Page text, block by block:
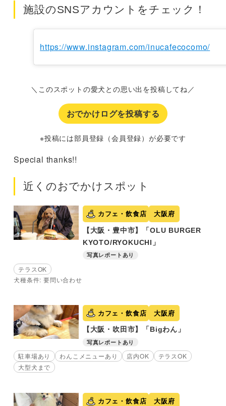
施設のSNSアカウントをチェック！
https://www.instagram.com/inucafecocomo/
＼このスポットの愛犬との思い出を投稿してね／
おでかけログを投稿する
※投稿には部員登録（会員登録）が必要です
Special thanks!!
近くのおでかけスポット
カフェ・飲食店 大阪府
【大阪・豊中市】「OLU BURGER
KYOTO/RYOKUCHI」
写真レポートあり
テラスOK
犬種条件: 要問い合わせ
カフェ・飲食店 大阪府
【大阪・吹田市】「Bigわん」
写真レポートあり
駐車場あり わんこメニューあり 店内OK
テラスOK
大型犬まで
カフェ・飲食店 大阪府